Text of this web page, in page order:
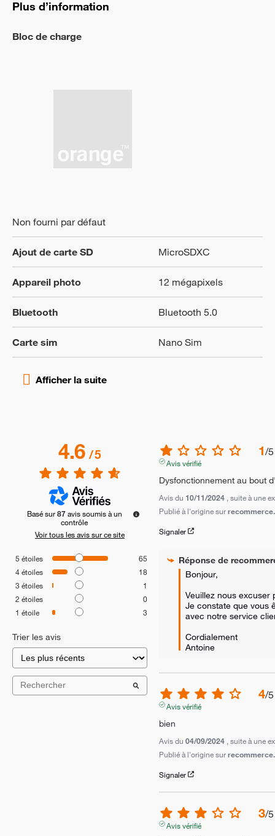
Plus d’information
Bloc de charge
Non fourni par défaut
Ajout de carte SD MicroSDXC
Appareil photo 12 mégapixels
Bluetooth Bluetooth 5.0
Carte sim Nano Sim
4.6/5
Basé sur87 avis soumis à un
contrôle
Voir tous les avis sur ce site
5 étoiles
65
4étoiles
18
3 étoiles
1
2 étoiles
0
1 étoile 3
Trier les avis
1/5
Avis vérifié
Dysfonctionnement au bout
Avis du 10/11/2024 , suite à une
Publié à l'origine sur
Signaler
Réponse de
Bonjour,
Veuillez nous
Je constate que vous
avec notre service
Cordialement
Antoine
4/5
Avis vérifié
bien
Avis du 04/09/2024 , suite à une
Publié à l'origine sur
Signaler
3/5
Avis vérifié